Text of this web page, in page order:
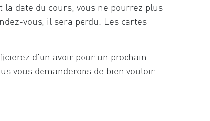
date du cours, vous ne pourrez plus
vous, il sera perdu. Les cartes
d'un avoir pour un prochain
vous demanderons de bien vouloir